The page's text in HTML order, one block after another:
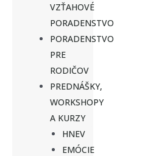
VZŤAHOVÉ
PORADENSTVO
PORADENSTVO
PRE
RODIČOV
PREDNÁŠKY,
WORKSHOPY
A KURZY
HNEV
EMÓCIE